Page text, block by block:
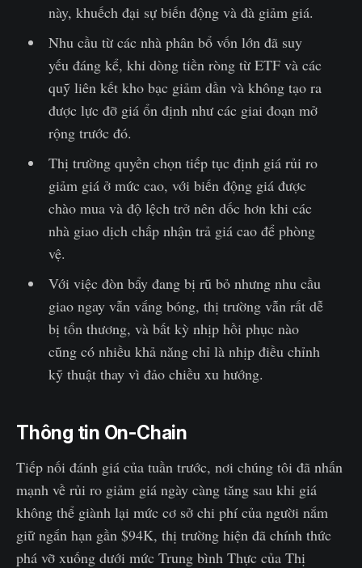
này, khuếch đại sự biến động và đà giảm giá.
Nhu cầu từ các nhà phân bổ vốn lớn đã suy
yếu đáng kể, khi dòng tiền ròng từ ETF và các
quỹ liên kết kho bạc giảm dần và không tạo ra
được lực đỡ giá ổn định như các giai đoạn mở
rộng trước đó.
Thị trường quyền chọn tiếp tục định giá rủi ro
giảm giá ở mức cao, với biến động giá được
chào mua và độ lệch trở nên dốc hơn khi các
nhà giao dịch chấp nhận trả giá cao để phòng
vệ.
Với việc đòn bẩy đang bị rũ bỏ nhưng nhu cầu
giao ngay vẫn vắng bóng, thị trường vẫn rất dễ
bị tổn thương, và bất kỳ nhịp hồi phục nào
cũng có nhiều khả năng chỉ là nhịp điều chỉnh
kỹ thuật thay vì đảo chiều xu hướng.
Thông tin On-Chain
Tiếp nối đánh giá của tuần trước, nơi chúng tôi đã nhấn
mạnh về rủi ro giảm giá ngày càng tăng sau khi giá
không thể giành lại mức cơ sở chi phí của người nắm
giữ ngắn hạn gần $94K, thị trường hiện đã chính thức
phá vỡ xuống dưới mức Trung bình Thực của Thị